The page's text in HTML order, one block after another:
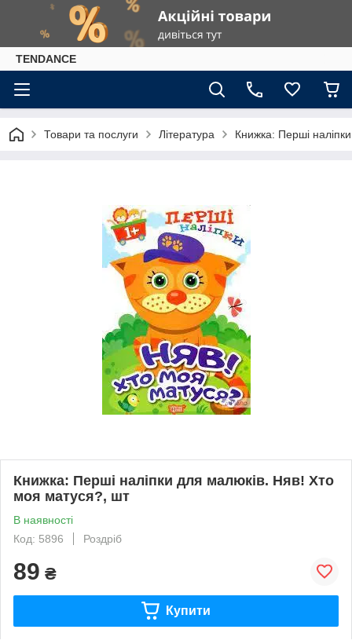
TENDANCE
Товари та послуги Література Книжка: Перші
Книжка: Перші наліпки для малюків. Няв! Хто
моя матуся?, шт
В наявності
Код: 5896
Роздріб
89 ₴
Купити